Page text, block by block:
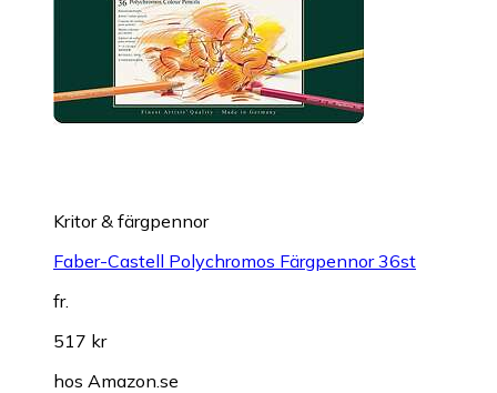
Kritor & färgpennor
Faber-Castell Polychromos Färgpennor 36st
fr.
517 kr
hos Amazon.se